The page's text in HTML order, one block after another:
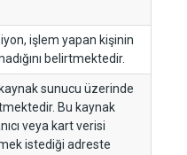
işlem yapan kişinin
belirtmektedir.
kaynak sunucu üzerinde
Bu kaynak
veya kart verisi
istediği adreste